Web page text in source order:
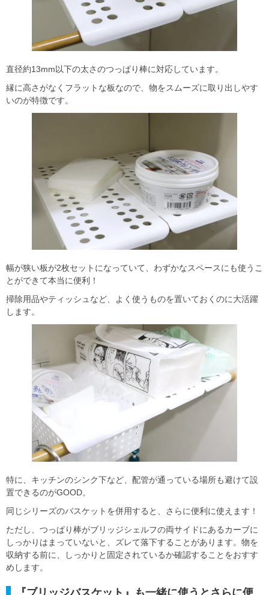
直径約13mm以下の太さのつっぱり棒に対応しています。
縁に高さがなくフラットな板なので、物をスムーズに取り出しやす
いのが特徴です。
幅が狭い板が2枚セットになっていて、わずかなスペースにも使うこ
とができて本当に便利！
掃除用品やティッシュなど、よく使うものを置いておくのに大活躍
します。
特に、キッチンのシンク下など、配管が通っている場所も避けて設
置できるのがGOOD。
同じシリーズのバスケットを併用すると、さらに便利に使えます！
ただし、つっぱり棒がブリッジシェルフの両サイドにあるカーブに
しっかりはまっていないと、ズレて落下することがあります。物を
収納する前に、しっかりと固定されているか確認することをおすす
めします。
『ブリッジバスケット』も一緒に使うとさらに便